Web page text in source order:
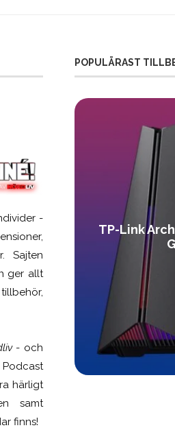
-
Sajten
ger allt
- och
härligt
samt
finns!
POPULÄRAST
TP-Link